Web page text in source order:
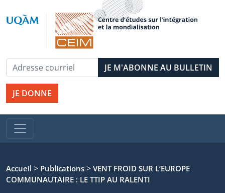
JE DONNE
Accueil > Publications > VENT FROID SUR L’EUROPE
COMMUNAUTAIRE : LE TTIP AU RALENTI